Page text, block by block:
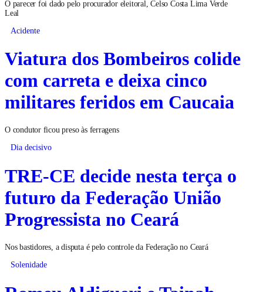
O parecer foi dado pelo procurador eleitoral, Celso Costa Lima Verde
Leal
Acidente
Viatura dos Bombeiros colide
com carreta e deixa cinco
militares feridos em Caucaia
O condutor ficou preso às ferragens
Dia decisivo
TRE-CE decide nesta terça o
futuro da Federação União
Progressista no Ceará
Nos bastidores, a disputa é pelo controle da Federação no Ceará
Solenidade